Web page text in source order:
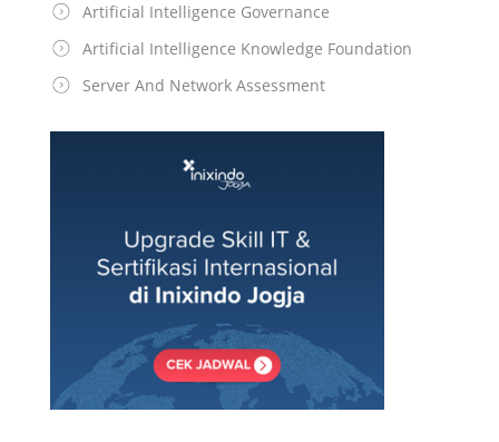
Artificial Intelligence Governance
Artificial Intelligence Knowledge Foundation
Server And Network Assessment